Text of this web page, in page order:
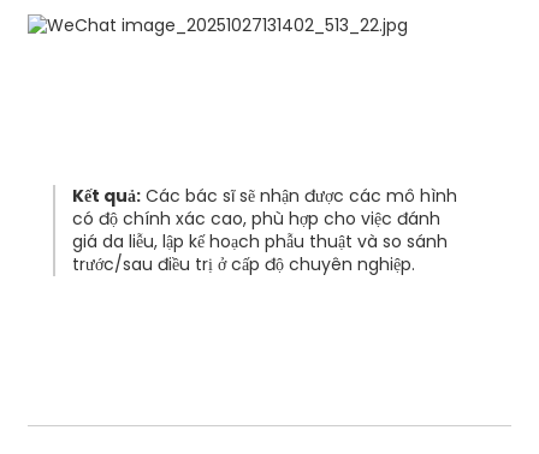
Kết quả:Các bác sĩ sẽ nhận được các mô hình
có độ chính xác cao, phù hợp cho việc đánh
giá da liễu, lập kế hoạch phẫu thuật và so sánh
trước/sau điều trị ở cấp độ chuyên nghiệp.